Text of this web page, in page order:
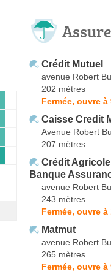
Crédit Mutuel
avenue Robert
202 mètres
Fermée, ouvre à
Caisse Credit
Avenue Robert
207 mètres
Crédit
Banque
avenue Robert
243 mètres
Fermée, ouvre à
Matmut
avenue Robert
265 mètres
Fermée, ouvre à